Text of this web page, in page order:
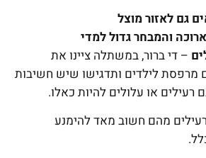
לאזור מוצל
והמבחר גדול למדי
– די ברור, במשתלה ציינו את
לילדים ותדגישו שיש חשיבות
או עלולים להיות כאלו.
מהם חשוב מאד להימנע